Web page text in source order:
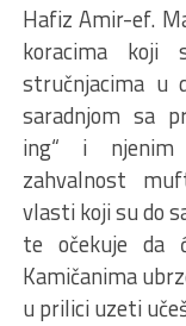
Hafiz Amir-ef.
koracima koji
stručnjacima u
saradnjom sa
ing“ i njenim
zahvalnost
vlasti koji su do
te očekuje da
Kamičanima
u prilici uzeti